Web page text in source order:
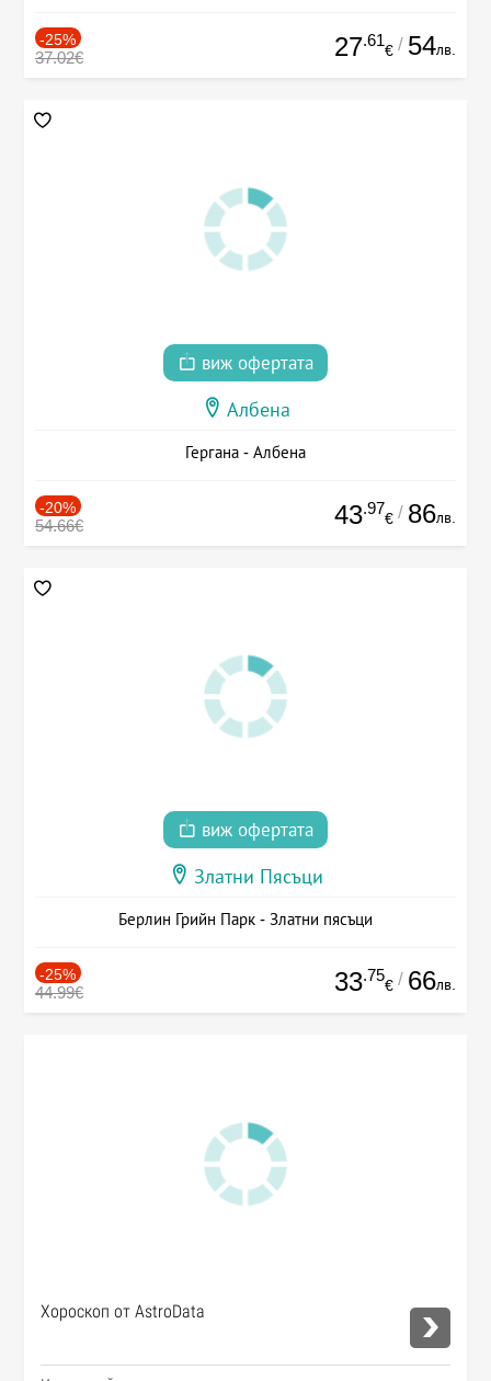
-25%
37.02€ 27.61
€ / 54лв.
виж офертата
Албена
Гергана - Албена
-20%
54.66€ 43.97
€ / 86лв.
виж офертата
Златни Пясъци
Берлин Грийн Парк - Златни пясъци
-25%
44.99€ 33.75
€ / 66лв.
Хороскоп от AstroData